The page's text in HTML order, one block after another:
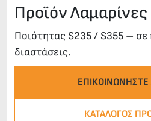
Προϊόν Λαμαρίνες
Ποιότητας S235 / S355 – σε
διαστάσεις.
ΕΠΙΚΟΙΝΩΝΗΣΤΕ
ΚΑΤΆΛΟΓΟΣ